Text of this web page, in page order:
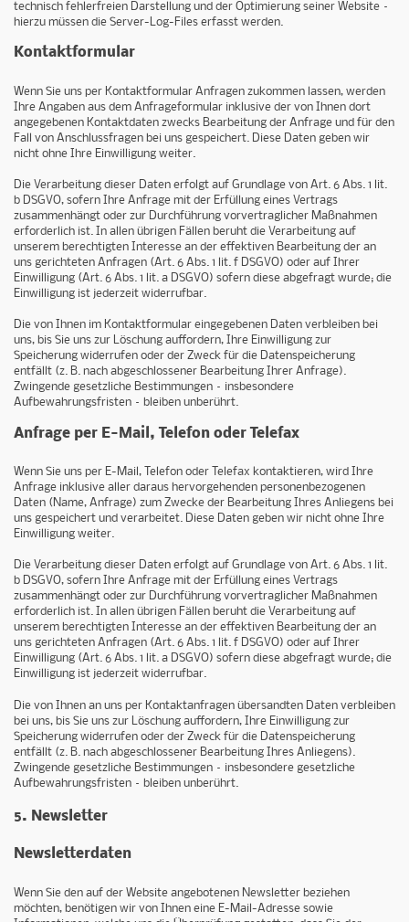
technisch fehlerfreien Darstellung und der Optimierung seiner Website –
hierzu müssen die Server-Log-Files erfasst werden.
Kontaktformular
Wenn Sie uns per Kontaktformular Anfragen zukommen lassen, werden
Ihre Angaben aus dem Anfrageformular inklusive der von Ihnen dort
angegebenen Kontaktdaten zwecks Bearbeitung der Anfrage und für den
Fall von Anschlussfragen bei uns gespeichert. Diese Daten geben wir
nicht ohne Ihre Einwilligung weiter.
Die Verarbeitung dieser Daten erfolgt auf Grundlage von Art. 6 Abs. 1 lit.
b DSGVO, sofern Ihre Anfrage mit der Erfüllung eines Vertrags
zusammenhängt oder zur Durchführung vorvertraglicher Maßnahmen
erforderlich ist. In allen übrigen Fällen beruht die Verarbeitung auf
unserem berechtigten Interesse an der effektiven Bearbeitung der an
uns gerichteten Anfragen (Art. 6 Abs. 1 lit. f DSGVO) oder auf Ihrer
Einwilligung (Art. 6 Abs. 1 lit. a DSGVO) sofern diese abgefragt wurde; die
Einwilligung ist jederzeit widerrufbar.
Die von Ihnen im Kontaktformular eingegebenen Daten verbleiben bei
uns, bis Sie uns zur Löschung auffordern, Ihre Einwilligung zur
Speicherung widerrufen oder der Zweck für die Datenspeicherung
entfällt (z. B. nach abgeschlossener Bearbeitung Ihrer Anfrage).
Zwingende gesetzliche Bestimmungen – insbesondere
Aufbewahrungsfristen – bleiben unberührt.
Anfrage per E-Mail, Telefon oder Telefax
Wenn Sie uns per E-Mail, Telefon oder Telefax kontaktieren, wird Ihre
Anfrage inklusive aller daraus hervorgehenden personenbezogenen
Daten (Name, Anfrage) zum Zwecke der Bearbeitung Ihres Anliegens bei
uns gespeichert und verarbeitet. Diese Daten geben wir nicht ohne Ihre
Einwilligung weiter.
Die Verarbeitung dieser Daten erfolgt auf Grundlage von Art. 6 Abs. 1 lit.
b DSGVO, sofern Ihre Anfrage mit der Erfüllung eines Vertrags
zusammenhängt oder zur Durchführung vorvertraglicher Maßnahmen
erforderlich ist. In allen übrigen Fällen beruht die Verarbeitung auf
unserem berechtigten Interesse an der effektiven Bearbeitung der an
uns gerichteten Anfragen (Art. 6 Abs. 1 lit. f DSGVO) oder auf Ihrer
Einwilligung (Art. 6 Abs. 1 lit. a DSGVO) sofern diese abgefragt wurde; die
Einwilligung ist jederzeit widerrufbar.
Die von Ihnen an uns per Kontaktanfragen übersandten Daten verbleiben
bei uns, bis Sie uns zur Löschung auffordern, Ihre Einwilligung zur
Speicherung widerrufen oder der Zweck für die Datenspeicherung
entfällt (z. B. nach abgeschlossener Bearbeitung Ihres Anliegens).
Zwingende gesetzliche Bestimmungen – insbesondere gesetzliche
Aufbewahrungsfristen – bleiben unberührt.
5. Newsletter
Newsletter­daten
Wenn Sie den auf der Website angebotenen Newsletter beziehen
möchten, benötigen wir von Ihnen eine E-Mail-Adresse sowie